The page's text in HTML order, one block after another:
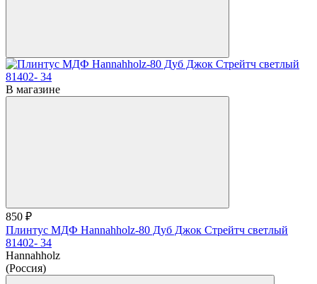
В магазине
850 ₽
Плинтус МДФ Hannahholz-80 Дуб Джок Стрейтч светлый
81402- 34
Hannahholz
(Россия)